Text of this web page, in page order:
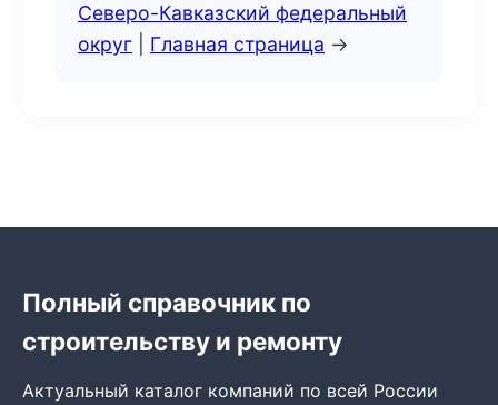
Северо-Кавказский федеральный
округ
Главная страница →
Полный справочник по
строительству и ремонту
Актуальный каталог компаний по всей России